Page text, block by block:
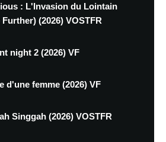
: L'Invasion du Lointain
(2026) VOSTFR
night 2 (2026) VF
d'une femme (2026) VF
Singgah (2026) VOSTFR